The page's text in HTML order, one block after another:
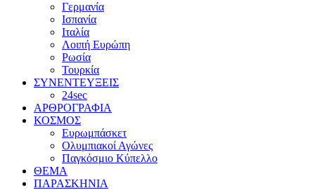
Γερμανία
Ισπανία
Ιταλία
Λοιπή Ευρώπη
Ρωσία
Τουρκία
ΣΥΝΕΝΤΕΥΞΕΙΣ
24sec
ΑΡΘΡΟΓΡΑΦΙΑ
ΚΟΣΜΟΣ
Ευρωμπάσκετ
Ολυμπιακοί Αγώνες
Παγκόσμιο Κύπελλο
ΘΕΜΑ
ΠΑΡΑΣΚΗΝΙΑ